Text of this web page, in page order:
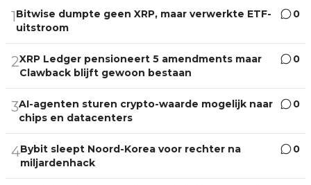
1Bitwise dumpte geen XRP, maar verwerkte ETF-
uitstroom
0
2XRP Ledger pensioneert 5 amendments maar
Clawback blijft gewoon bestaan
0
3AI-agenten sturen crypto-waarde mogelijk naar
chips en datacenters
0
4Bybit sleept Noord-Korea voor rechter na
miljardenhack
0